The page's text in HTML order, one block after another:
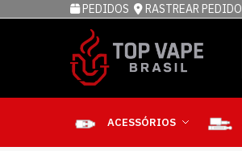
PEDIDOS RASTREAR PEDIDO
ACESSÓRIOS